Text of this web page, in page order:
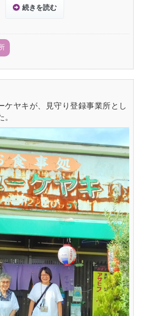
続きを読む
ヤキが、見守り登録事業所とし